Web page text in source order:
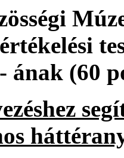
ának (60